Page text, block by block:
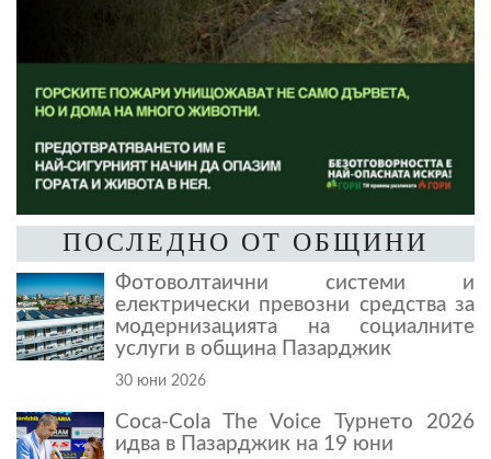
ПОСЛЕДНО ОТ ОБЩИНИ
Фотоволтаични системи и
електрически превозни средства за
модернизацията на социалните
услуги в община Пазарджик
30 юни 2026
Coca-Cola The Voice Турнето 2026
идва в Пазарджик на 19 юни